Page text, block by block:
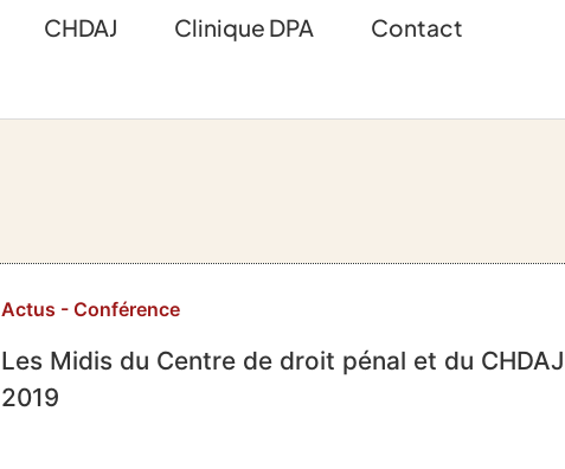
CHDAJ Clinique DPA Contact
Actus -Conférence
Les Midis du Centre de droit pénal et du
2019